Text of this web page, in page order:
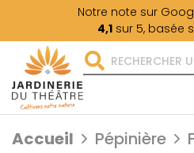
Notre note sur
4,1 sur 5, basée
Accueil Pépinière